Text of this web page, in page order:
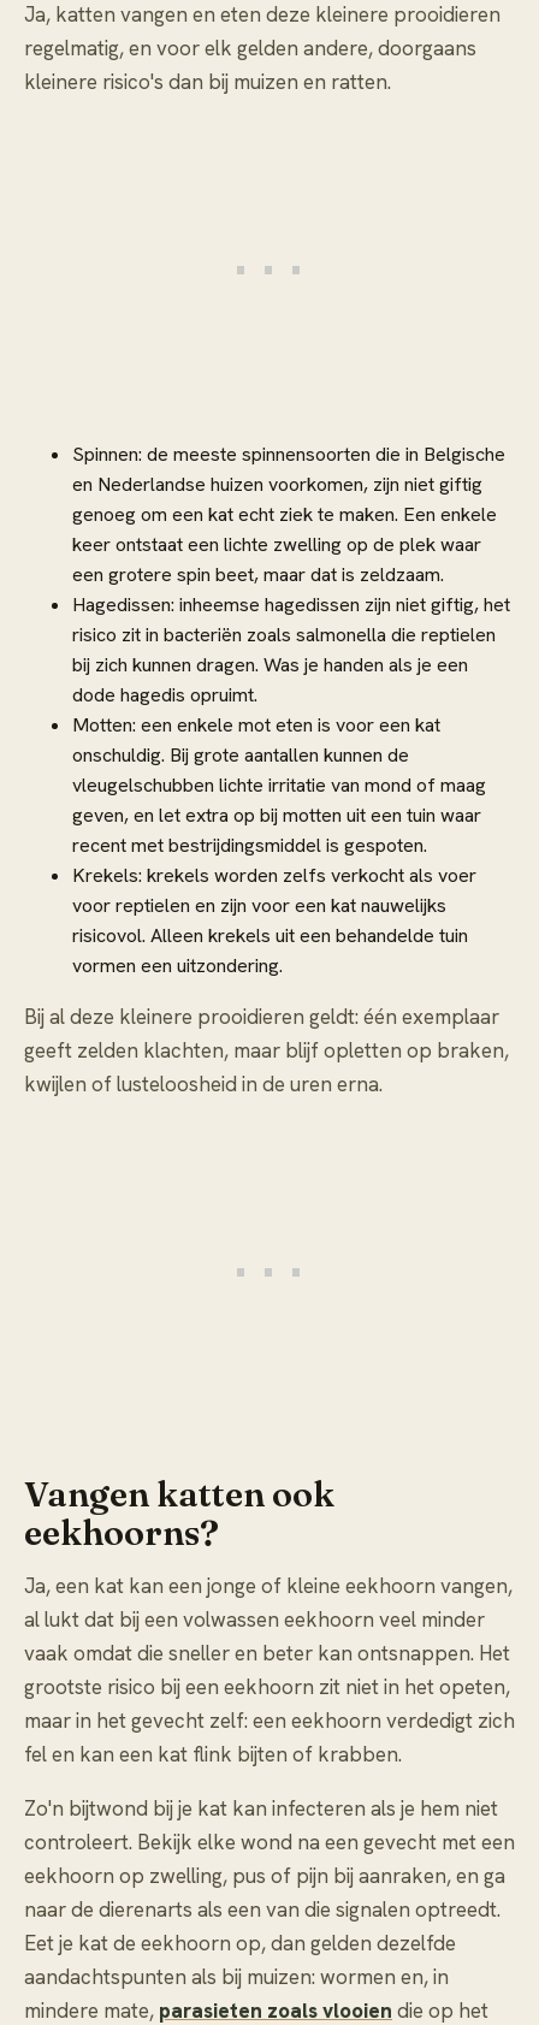
Ja, katten vangen en eten deze kleinere prooidieren
regelmatig, en voor elk gelden andere, doorgaans
kleinere risico's dan bij muizen en ratten.
Spinnen: de meeste spinnensoorten die in Belgische
en Nederlandse huizen voorkomen, zijn niet giftig
genoeg om een kat echt ziek te maken. Een enkele
keer ontstaat een lichte zwelling op de plek waar
een grotere spin beet, maar dat is zeldzaam.
Hagedissen: inheemse hagedissen zijn niet giftig, het
risico zit in bacteriën zoals salmonella die reptielen
bij zich kunnen dragen. Was je handen als je een
dode hagedis opruimt.
Motten: een enkele mot eten is voor een kat
onschuldig. Bij grote aantallen kunnen de
vleugelschubben lichte irritatie van mond of maag
geven, en let extra op bij motten uit een tuin waar
recent met bestrijdingsmiddel is gespoten.
Krekels: krekels worden zelfs verkocht als voer
voor reptielen en zijn voor een kat nauwelijks
risicovol. Alleen krekels uit een behandelde tuin
vormen een uitzondering.
Bij al deze kleinere prooidieren geldt: één exemplaar
geeft zelden klachten, maar blijf opletten op braken,
kwijlen of lusteloosheid in de uren erna.
Vangen katten ook
eekhoorns?
Ja, een kat kan een jonge of kleine eekhoorn vangen,
al lukt dat bij een volwassen eekhoorn veel minder
vaak omdat die sneller en beter kan ontsnappen. Het
grootste risico bij een eekhoorn zit niet in het opeten,
maar in het gevecht zelf: een eekhoorn verdedigt zich
fel en kan een kat flink bijten of krabben.
Zo'n bijtwond bij je kat kan infecteren als je hem niet
controleert. Bekijk elke wond na een gevecht met een
eekhoorn op zwelling, pus of pijn bij aanraken, en ga
naar de dierenarts als een van die signalen optreedt.
Eet je kat de eekhoorn op, dan gelden dezelfde
aandachtspunten als bij muizen: wormen en, in
mindere mate, parasieten zoals vlooien die op het